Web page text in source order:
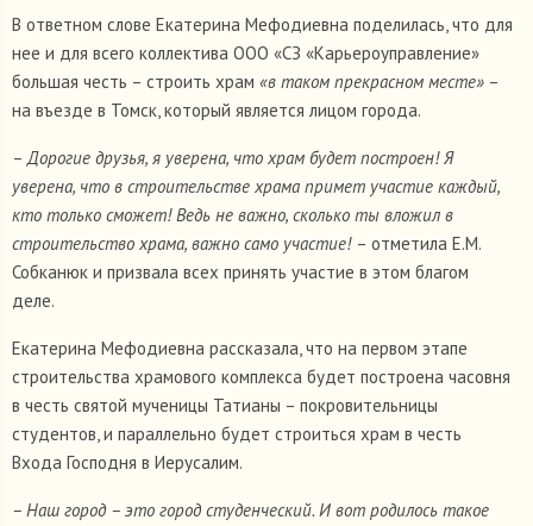
В ответном слове Екатерина Мефодиевна поделилась, что для
нее и для всего коллектива ООО «СЗ «Карьероуправление»
большая честь – строить храм «в таком прекрасном месте» –
на въезде в Томск, который является лицом города.
–Дорогие друзья, я уверена, что храм будет построен! Я
уверена, что в строительстве храма примет участие каждый,
кто только сможет! Ведь не важно, сколько ты вложил в
строительство храма, важно само участие! – отметила Е.М.
Собканюк и призвала всех принять участие в этом благом
деле.
Екатерина Мефодиевна рассказала, что на первом этапе
строительства храмового комплекса будет построена часовня
в честь святой мученицы Татианы – покровительницы
студентов, и параллельно будет строиться храм в честь
Входа Господня в Иерусалим.
– Наш город – это город студенческий. И вот родилось такое